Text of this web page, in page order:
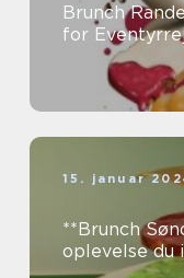
Brunch
for
15. januar
**Brunch
oplevelse du